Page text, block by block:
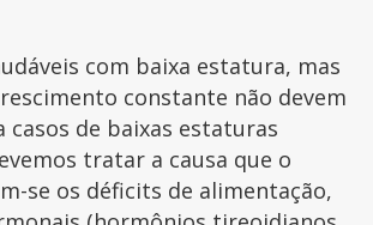
com baixa estatura, mas
constante não devem
casos de baixas estaturas
tratar a causa que o
se os déficits de alimentação,